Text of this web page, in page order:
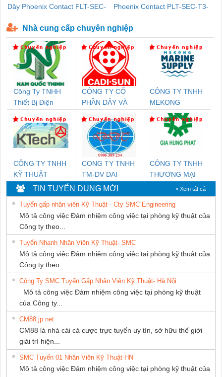
Dây Phoenix Contact FLT-SEC-
Phoenix Contact PLT-SEC-T3-
Nhà cung cấp chuyên nghiệp
Công Ty TNHH
Thiết Bị Điện
CÔNG TY CỔ
PHẦN DÂY VÀ
THƯỢNG ĐÌNH
CÔNG TY TNHH
MEKONG
MARINE
SUPPLY
CÔNG TY TNHH
KỸ THUẬT
KTECH VIỆT
NAM
CONG TY TNHH
TM-DV DAI
DONG THANH
CÔNG TY TNHH
THƯƠNG MẠI
DỊCH VỤ KỸ
THUẬT ĐIỆN CƠ
GIA HƯNG
PHÁT
TIN TUYỂN DỤNG MỚI » Xem tất cả
Tuyển gấp nhân viên Kỹ Thuật - Cty SMC Engineering
Mô tả công việc Đảm nhiệm công việc tại phòng kỹ thuật của
Công ty theo...
Tuyển Nhanh Nhân Viên Kỹ Thuật- SMC
Mô tả công việc Đảm nhiệm công việc tại phòng kỹ thuật của
Công ty theo...
Công Ty SMC Tuyển Gấp Nhân Viên Kỹ Thuật- Hà Nội
Mô tả công việc Đảm nhiệm công việc tại phòng kỹ thuật
của Công ty...
CM88 jp net
CM88 là nhà cái cá cược trực tuyến uy tín, sở hữu thế giới
giải trí hiện...
SMC Tuyển 01 Nhân Viên Kỹ Thuật-HN
Mô tả công việc Đảm nhiệm công việc tại phòng kỹ thuật của